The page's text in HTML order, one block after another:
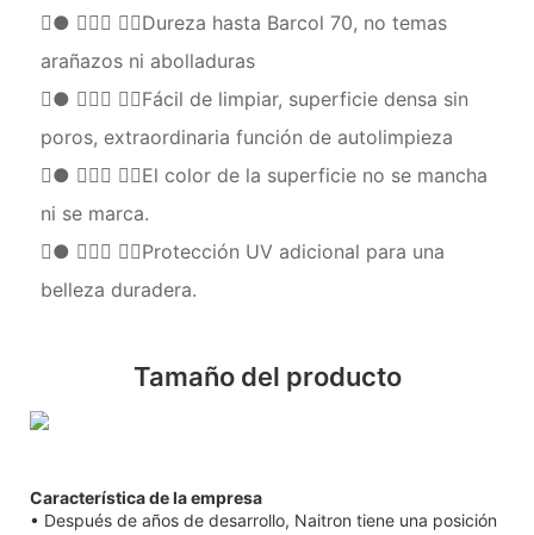
●  Dureza hasta Barcol 70, no temas
arañazos ni abolladuras
●  Fácil de limpiar, superficie densa sin
poros, extraordinaria función de autolimpieza
●  El color de la superficie no se mancha
ni se marca.
●  Protección UV adicional para una
belleza duradera.
Tamaño del producto
Característica de la empresa
• Después de años de desarrollo, Naitron tiene una posición